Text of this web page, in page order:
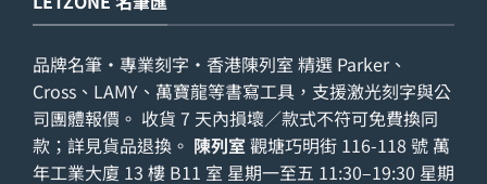
品牌名筆・專業刻字・香港陳列室 精選 Parker、
Cross、LAMY、萬寶龍等書寫工具，支援激光刻字與公
司團體報價。 收貨 7 天內損壞／款式不符可免費換同
款；詳見貨品退換 。 陳列室 觀塘巧明街 116-118 號 萬
年工業大廈 13 樓 B11 室 星期一至五 11:30–19:30 星期